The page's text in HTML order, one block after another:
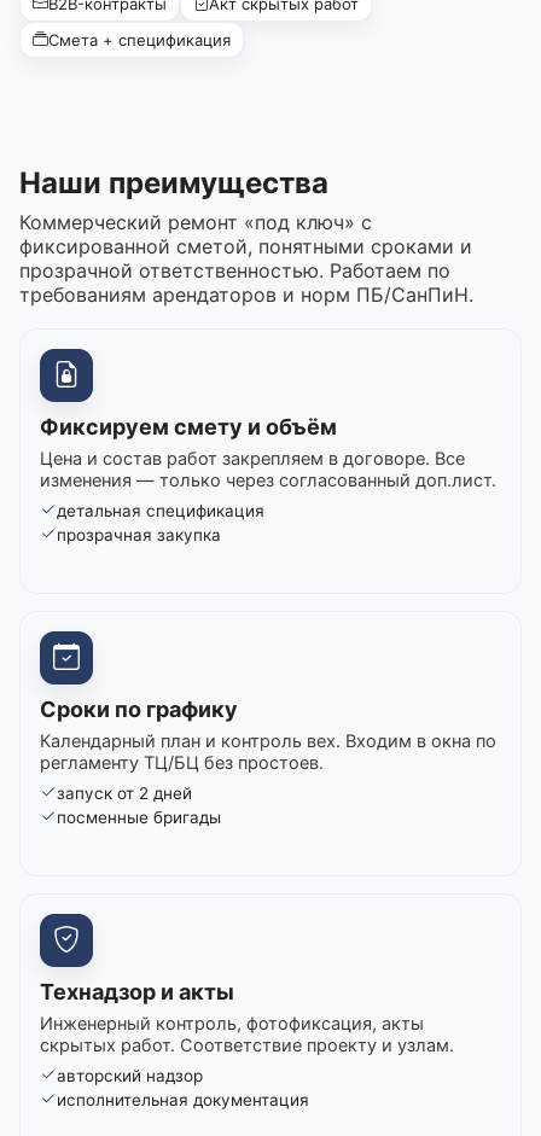
Смета + спецификация
Наши преимущества
Коммерческий ремонт «под ключ» с
фиксированной сметой, понятными сроками и
прозрачной ответственностью. Работаем по
требованиям арендаторов и норм ПБ/СанПиН.
Фиксируем смету и объём
Цена и состав работ закрепляем в договоре. Все
изменения — только через согласованный доп.лист.
детальная спецификация
прозрачная закупка
Сроки по графику
Календарный план и контроль вех. Входим в окна по
регламенту ТЦ/БЦ без простоев.
запуск от 2 дней
посменные бригады
Технадзор и акты
Инженерный контроль, фотофиксация, акты
скрытых работ. Соответствие проекту и узлам.
авторский надзор
исполнительная документация